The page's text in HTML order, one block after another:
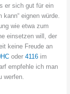
er sich gut für ein
eignen würde.
wie etwa zum
einsetzen will, der
keine Freude an
oder 4116im
empfehle ich man
werfen.